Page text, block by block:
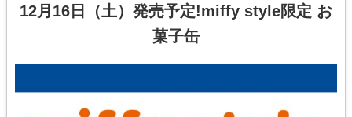
12月16日（土）発売予定!miffy style限定 お
菓子缶